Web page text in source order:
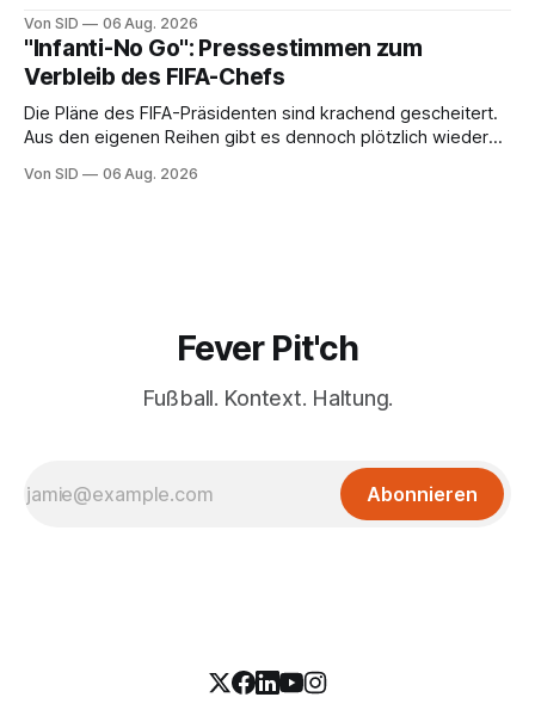
Von SID 06 Aug. 2026
"Infanti-No Go": Pressestimmen zum
Verbleib des FIFA-Chefs
Die Pläne des FIFA-Präsidenten sind krachend gescheitert.
Aus den eigenen Reihen gibt es dennoch plötzlich wieder
Von SID 06 Aug. 2026
Fever Pit'ch
Fußball. Kontext. Haltung.
Abonnieren